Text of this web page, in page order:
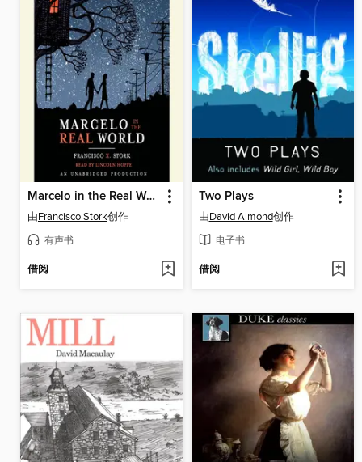
Marcelo in the Real World
由Francisco Stork创作
有声书
借阅
Two Plays
由David Almond创作
电子书
借阅